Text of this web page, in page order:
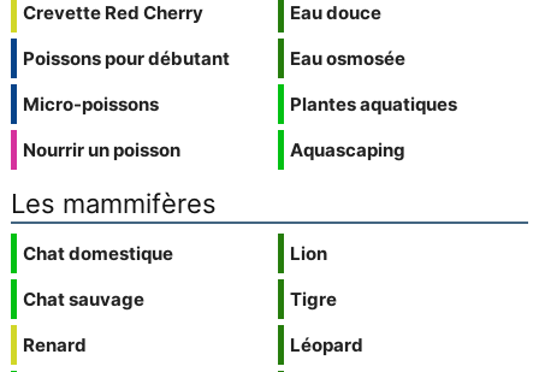
Crevette Red Cherry
Poissons pour débutant
Micro-poissons
Nourrir un poisson
Eau douce
Eau osmosée
Plantes aquatiques
Aquascaping
Les mammifères
Chat domestique
Chat sauvage
Renard
Lion
Tigre
Léopard